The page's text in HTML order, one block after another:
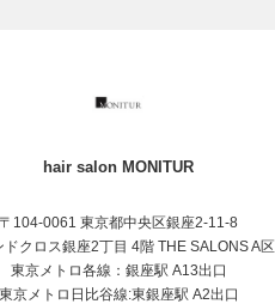
hair salon MONITUR
〒104-0061 東京都中央区銀座2-11-8
ドクロス銀座2丁目 4階 THE SALONS A区
東京メトロ各線：銀座駅 A13出口
東京メトロ日比谷線:東銀座駅 A2出口